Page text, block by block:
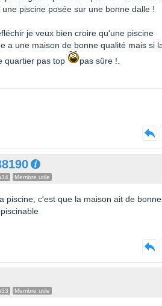
piscine posée sur une bonne dalle !
je veux bien croire qu'une piscine
a une maison de bonne qualité mais si
quartier pas top
pas sûre !.
Membre utile
piscine, c'est que la maison ait de
Membre utile